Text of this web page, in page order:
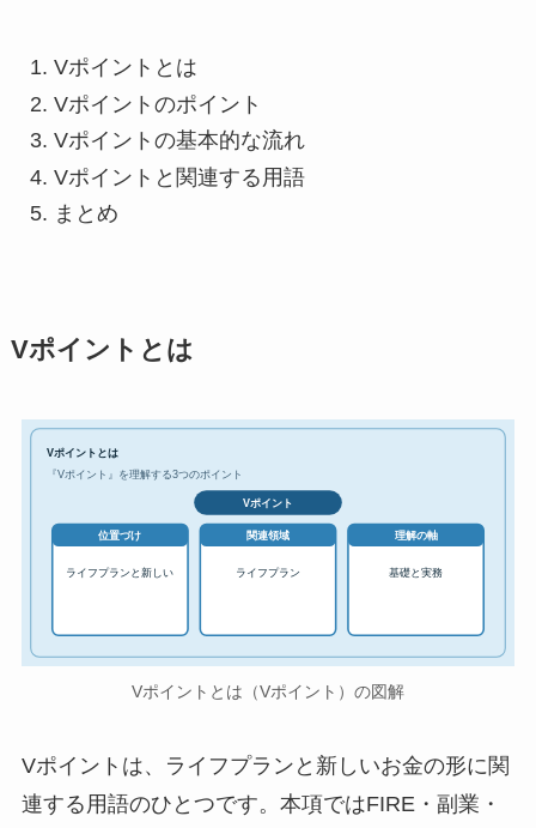
Vポイントとは
Vポイントのポイント
Vポイントの基本的な流れ
Vポイントと関連する用語
まとめ
Vポイントとは
Vポイントとは
『Vポイント』を理解する3つのポイント
Vポイント
位置づけ
ライフプランと新しい
関連領域
ライフプラン
理解の軸
基礎と実務
Vポイントとは（Vポイント）の図解
Vポイントは、ライフプランと新しいお金の形に関
連する用語のひとつです。本項ではFIRE・副業・